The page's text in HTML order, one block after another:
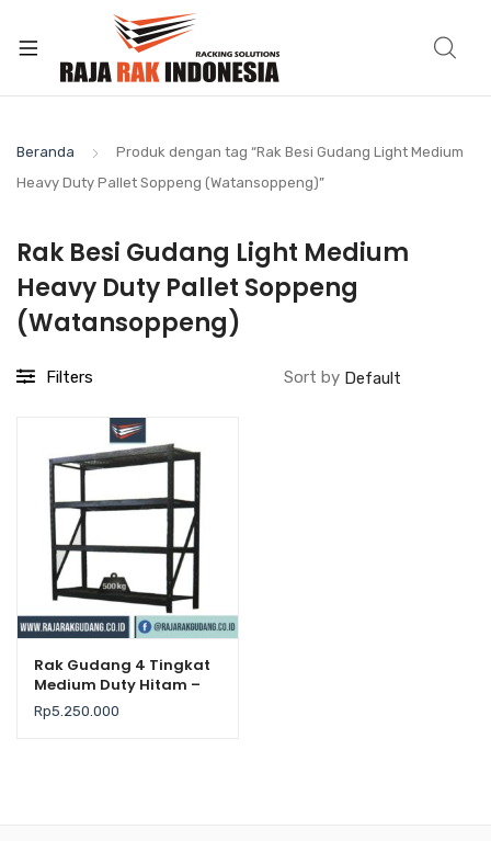
Beranda
Produk dengan tag “Rak Besi Gudang Light Medium
Heavy Duty Pallet Soppeng (Watansoppeng)”
Rak Besi Gudang Light Medium
Heavy Duty Pallet Soppeng
(Watansoppeng)
Filters Sort by
Rak Gudang 4 Tingkat
Medium Duty Hitam –
Krisbow
Rp5.250.000